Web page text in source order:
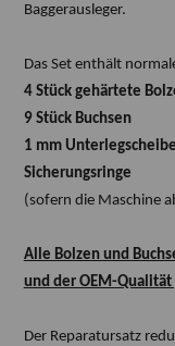
Baggerausleger.
Das Set enthält
4 Stück gehärtete
9 Stück Buchsen
1 mm
Sicherungsringe
(sofern die Maschine
Alle Bolzen und
und der OEM-
Der Reparatursatz